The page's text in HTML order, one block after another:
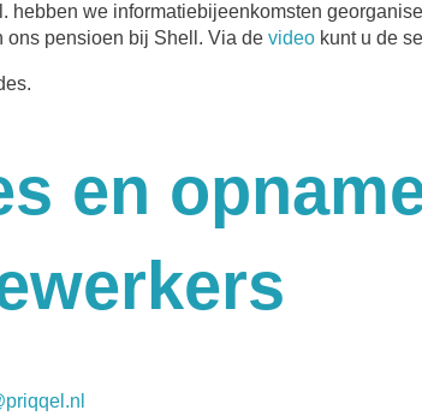
hebben we informatiebijeenkomsten
ons pensioen bij Shell. Via de videokunt u de
en